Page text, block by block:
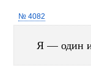
№ 4082
Я — один